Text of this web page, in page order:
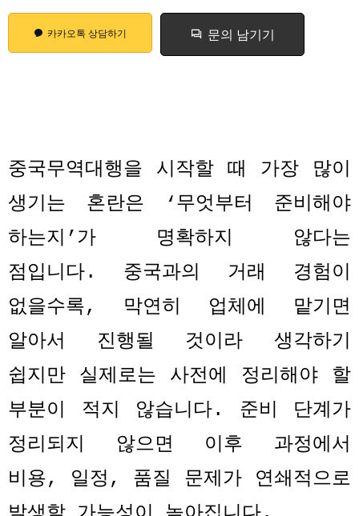
카카오톡 상담하기 문의 남기기
중국무역대행을 시작할 때 가장 많이
생기는 혼란은 ‘무엇부터 준비해야
하는지 ’가 명확하지 않다는
점입니다. 중국과의 거래 경험이
없을수록, 막연히 업체에 맡기면
알아서 진행될 것이라 생각하기
쉽지만 실제로는 사전에 정리해야 할
부분이 적지 않습니다. 준비 단계가
정리되지 않으면 이후 과정에서
비용, 일정 , 품질 문제가 연쇄적으로